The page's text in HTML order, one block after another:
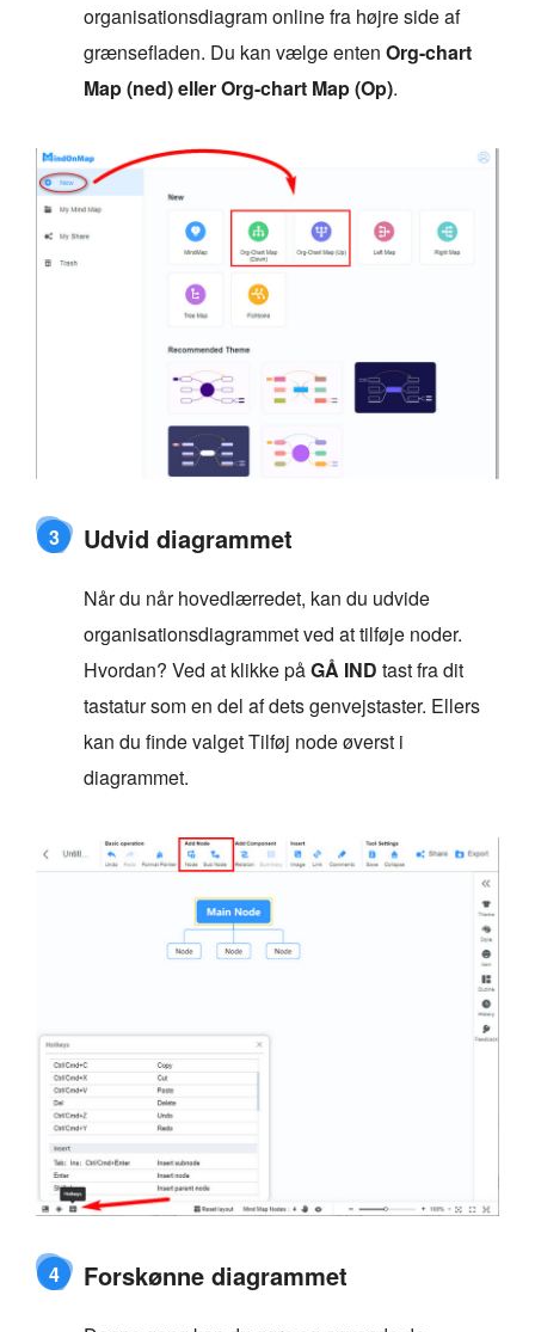
organisationsdiagram online fra højre side af
grænsefladen. Du kan vælge enten Org-chart
Map (ned) eller Org-chart Map (Op).
3 Udvid diagrammet
Når du når hovedlærredet, kan du udvide
organisationsdiagrammet ved at tilføje noder.
Hvordan? Ved at klikke påGÅ IND tast fra dit
tastatur som en del af dets genvejstaster. Ellers
kan du finde valget Tilføj node øverst i
diagrammet.
4 Forskønne diagrammet